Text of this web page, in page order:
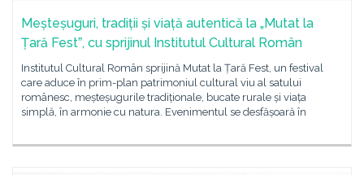
Meșteșuguri, tradiții și viață autentică la „Mutat la
Țară Festˮ, cu sprijinul Institutul Cultural Român
Institutul Cultural Român sprijină Mutat la Țară Fest, un festival
care aduce în prim-plan patrimoniul cultural viu al satului
românesc, meșteșugurile tradiționale, bucate rurale și viața
simplă, în armonie cu natura. Evenimentul se desfășoară în